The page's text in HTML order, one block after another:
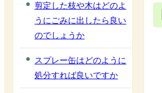
剪定した枝や木はどのよ
うにごみに出したら良い
のでしょうか
スプレー缶はどのように
処分すれば良いですか